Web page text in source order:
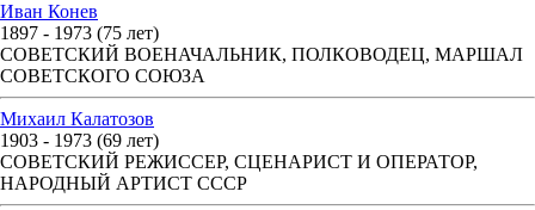
Иван Конев
1897 - 1973 (75 лет)
СОВЕТСКИЙ ВОЕНАЧАЛЬНИК, ПОЛКОВОДЕЦ, МАРШАЛ
СОВЕТСКОГО СОЮЗА
Михаил Калатозов
1903 - 1973 (69 лет)
СОВЕТСКИЙ РЕЖИССЕР, СЦЕНАРИСТ И ОПЕРАТОР,
НАРОДНЫЙ АРТИСТ СССР